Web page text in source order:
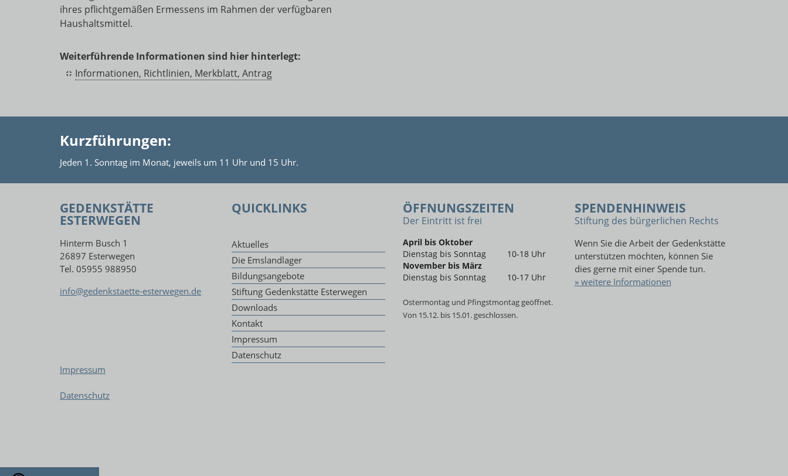
ihres pflichtgemäßen Ermessens im Rahmen der verfügbaren
Haushaltsmittel.
Weiterführende Informationen sind hier hinterlegt:
Informationen, Richtlinien, Merkblatt, Antrag
Kurzführungen:
Jeden 1. Sonntag im Monat, jeweils um 11 Uhr und 15 Uhr.
GEDENKSTÄTTE
ESTERWEGEN
QUICKLINKS ÖFFNUNGSZEITEN
Der Eintritt ist frei
SPENDENHINWEIS
Stiftung des bürgerlichen Rechts
Hinterm Busch 1
26897 Esterwegen
Tel. 05955 988950
info@gedenkstaette-esterwegen.de
Aktuelles
Die Emslandlager
Bildungsangebote
Stiftung Gedenkstätte Esterwegen
Downloads
Kontakt
Impressum
Datenschutz
April bis Oktober
Dienstag bis Sonntag
10-18 Uhr
November bis März
Dienstag bis Sonntag
10-17 Uhr
Ostermontag und Pfingstmontag geöffnet.
Von 15.12. bis 15.01. geschlossen.
Wenn Sie die Arbeit der Gedenkstätte
unterstützen möchten, können Sie
dies gerne mit einer Spende tun.
» weitere Informationen
Impressum
Datenschutz